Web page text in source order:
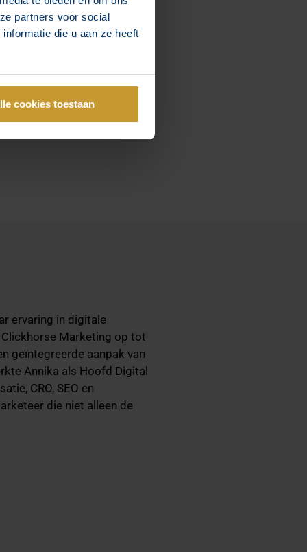
partners voor social
die u aan ze heeft
cookies toestaan
ervaring in digitale
Marketing op tot
geïntegreerde aanpak van
Annika als Hoofd Digital
CRO, SEO en
die niet alleen de